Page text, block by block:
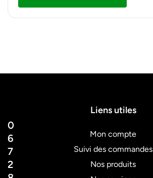
0
6
7
2
Liens utiles
Mon compte
Suivi des commandes
Nos produits